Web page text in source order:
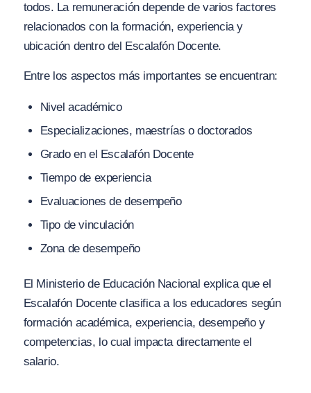
todos. La remuneración depende de varios factores
relacionados con la formación, experiencia y
ubicación dentro del Escalafón Docente.
Entre los aspectos más importantes se encuentran:
Nivel académico
Especializaciones, maestrías o doctorados
Grado en el Escalafón Docente
Tiempo de experiencia
Evaluaciones de desempeño
Tipo de vinculación
Zona de desempeño
El Ministerio de Educación Nacional explica que el
Escalafón Docente clasifica a los educadores según
formación académica, experiencia, desempeño y
competencias, lo cual impacta directamente el
salario.